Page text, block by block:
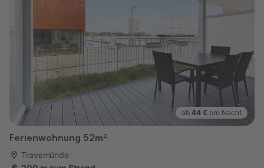
ab 44 € pro Nacht
Ferienwohnung 52m²
Travemünde